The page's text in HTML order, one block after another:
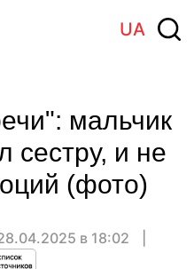
UA
мальчик
сестру, и не
(фото)
в 18:02